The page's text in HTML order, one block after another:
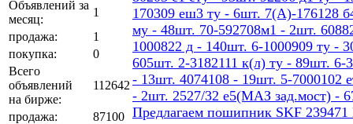
Объявлений за
месяц:
1
продажа:
1
покупка:
0
Всего
объявлений
на бирже:
112642
продажа:
87100
170309 еш3 ту - 6шт. 7(А)-176128
му - 48шт. 70-592708м1 - 2шт.
1000822 д - 140шт. 6-1000909 ту -
605шт. 2-3182111 к(л) ту - 89шт.
- 13шт. 4074108 - 19шт. 5-7000102
- 2шт. 2527/32 е5(МАЗ зад.мост) -
Предлагаем пошипник SKF 239471